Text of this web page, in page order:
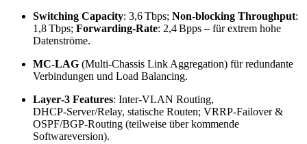
Switching Capacity: 3,6 Tbps; Non‑blocking Throughput:
1,8 Tbps; Forwarding‑Rate: 2,4 Bpps – für extrem hohe
Datenströme.
MC‑LAG (Multi‑Chassis Link Aggregation) für redundante
Verbindungen und Load Balancing.
Layer‑3 Features: Inter‑VLAN Routing,
DHCP‑Server/Relay, statische Routen; VRRP‑Failover &
OSPF/BGP‑Routing (teilweise über kommende
Softwareversion).